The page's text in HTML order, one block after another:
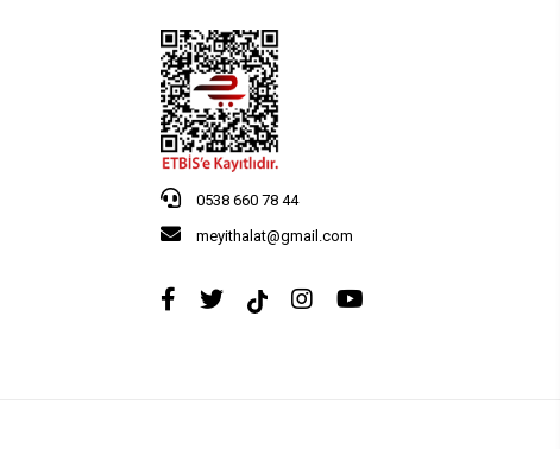
0538 660 78 44
meyithalat@gmail.com